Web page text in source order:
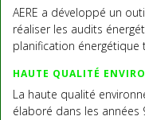
AERE a développé un
réaliser les audits
planification
HAUTE QUALITÉ
La haute qualité
élaboré dans les années